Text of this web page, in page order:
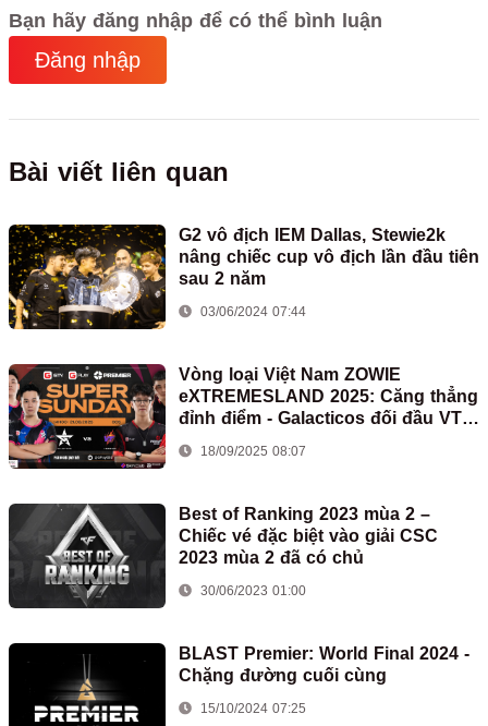
Bạn hãy đăng nhập để có thể bình luận
Đăng nhập
Bài viết liên quan
G2 vô địch IEM Dallas, Stewie2k
nâng chiếc cup vô địch lần đầu tiên
sau 2 năm
03/06/2024 07:44
Vòng loại Việt Nam ZOWIE
eXTREMESLAND 2025: Căng thẳng
đỉnh điểm - Galacticos đối đầu VTM
Blaze
18/09/2025 08:07
Best of Ranking 2023 mùa 2 –
Chiếc vé đặc biệt vào giải CSC
2023 mùa 2 đã có chủ
30/06/2023 01:00
BLAST Premier: World Final 2024 -
Chặng đường cuối cùng
15/10/2024 07:25